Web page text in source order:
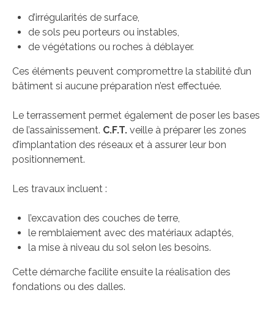
d’irrégularités de surface,
de sols peu porteurs ou instables,
de végétations ou roches à déblayer.
Ces éléments peuvent compromettre la stabilité d’un
bâtiment si aucune préparation n’est effectuée.
Le terrassement permet également de poser les bases
de l’assainissement. C.F.T. veille à préparer les zones
d’implantation des réseaux et à assurer leur bon
positionnement.
Les travaux incluent :
l’excavation des couches de terre,
le remblaiement avec des matériaux adaptés,
la mise à niveau du sol selon les besoins.
Cette démarche facilite ensuite la réalisation des
fondations ou des dalles.